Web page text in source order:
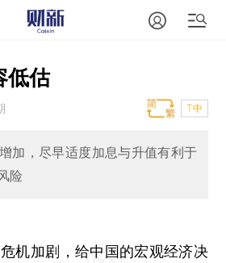
低估
T中
加，尽早适度加息与升值有利于
险
加剧，给中国的宏观经济决